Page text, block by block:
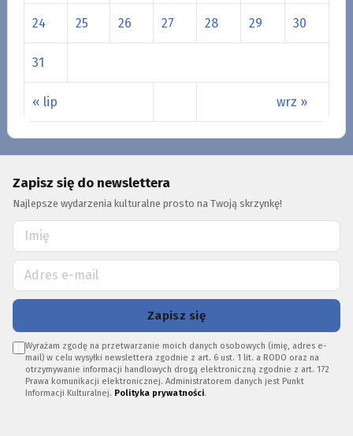
« lip wrz »
24 25 26 27 28 29 30
31
Zapisz się do newslettera
Najlepsze wydarzenia kulturalne prosto na Twoją skrzynkę!
Zapisz się
Wyrażam zgodę na przetwarzanie moich danych osobowych (imię, adres e-
mail) w celu wysyłki newslettera zgodnie z art. 6 ust. 1 lit. a RODO oraz na
otrzymywanie informacji handlowych drogą elektroniczną zgodnie z art. 172
Prawa komunikacji elektronicznej. Administratorem danych jest Punkt
Informacji Kulturalnej. Polityka prywatności.